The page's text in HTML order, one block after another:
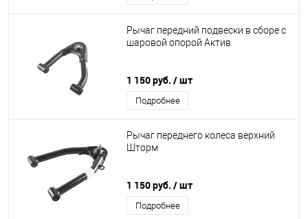
Рычаг передний подвески в сборе с
шаровой опорой Актив
1 150 руб. / шт
Подробнее
Рычаг переднего колеса верхний
Шторм
1 150 руб. / шт
Подробнее